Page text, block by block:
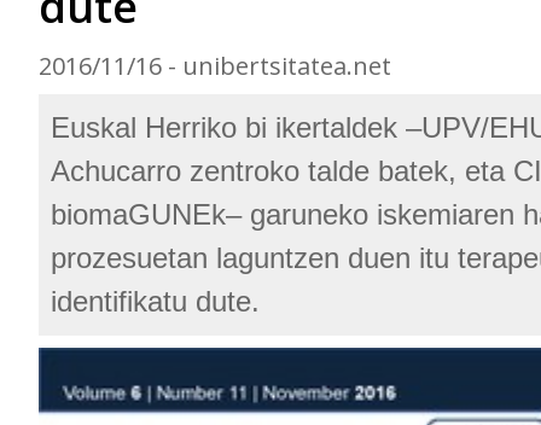
2016/11/16 - unibertsitatea.net
Euskal Herriko bi ikertaldek –UPV/
Achucarro zentroko talde batek, eta
biomaGUNEk– garuneko iskemiaren
prozesuetan laguntzen duen itu
identifikatu dute.